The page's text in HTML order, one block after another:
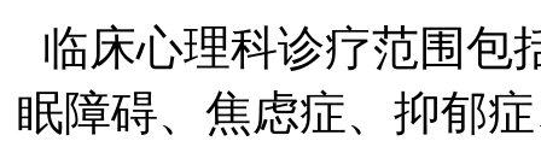
临床心理科诊疗范围包
眠障碍、焦虑症、抑郁